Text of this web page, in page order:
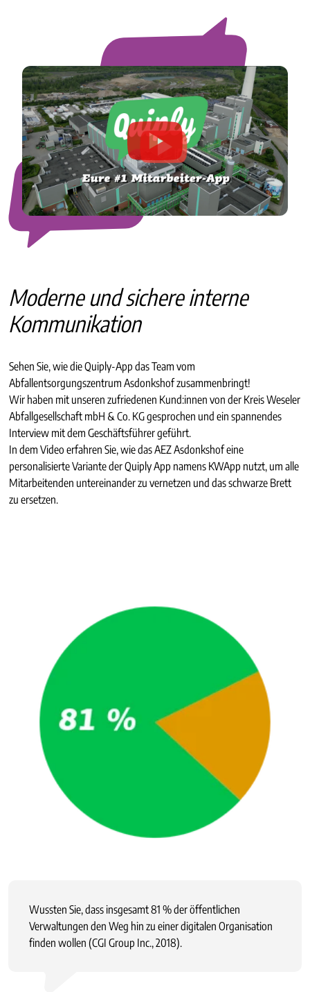
Moderne und sichere interne
Kommunikation
Sehen Sie, wie die Quiply-App das Team vom
Abfallentsorgungszentrum Asdonkshof zusammenbringt!
Wir haben mit unseren zufriedenen Kund:innen von der Kreis Weseler
Abfallgesellschaft mbH & Co. KG gesprochen und ein spannendes
Interview mit dem Geschäftsführer geführt.
In dem Video erfahren Sie, wie das AEZ Asdonkshof eine
personalisierte Variante der Quiply App namens KWApp nutzt, um alle
Mitarbeitenden untereinander zu vernetzen und das schwarze Brett
zu ersetzen.
Wussten Sie, dass insgesamt 81 % der öffentlichen
Verwaltungen den Weg hin zu einer digitalen Organisation
finden wollen (CGI Group Inc., 2018).